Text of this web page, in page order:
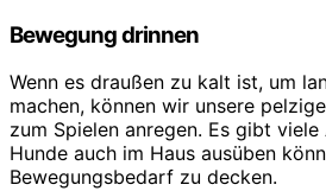
Bewegung drinnen
Wenn es draußen zu kalt ist, um
machen, können wir unsere
zum Spielen anregen. Es gibt
Hunde auch im Haus ausüben
Bewegungsbedarf zu decken.